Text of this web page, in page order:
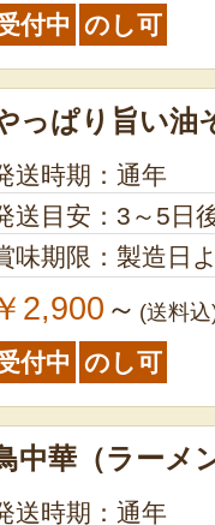
付中 のし可
っぱり旨い油
送時期：通年
送目安：3～5日
味期限：製造日
2,900 ～ (送料
付中 のし可
中華（ラーメ
送時期：通年